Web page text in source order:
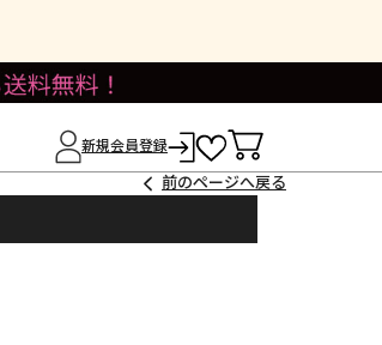
新規会員登録
前のページへ戻る